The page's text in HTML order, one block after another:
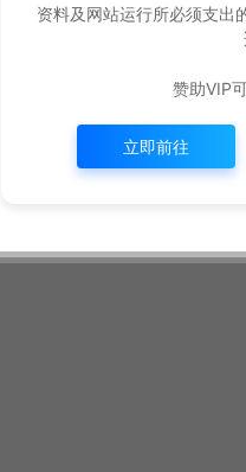
资料及网站运行所必须支出
赞助VIP
立即前往